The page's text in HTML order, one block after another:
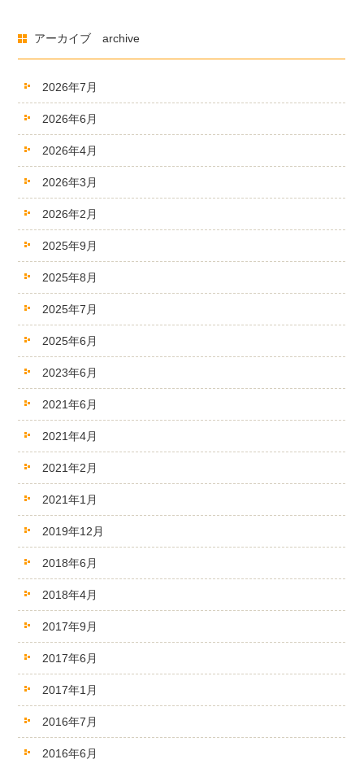
アーカイブ archive
2026年7月
2026年6月
2026年4月
2026年3月
2026年2月
2025年9月
2025年8月
2025年7月
2025年6月
2023年6月
2021年6月
2021年4月
2021年2月
2021年1月
2019年12月
2018年6月
2018年4月
2017年9月
2017年6月
2017年1月
2016年7月
2016年6月